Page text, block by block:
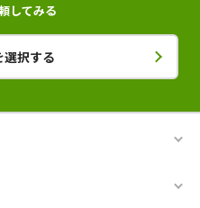
してみる
選択する